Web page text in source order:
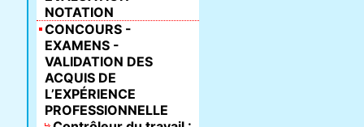
NOTATION
CONCOURS -
EXAMENS -
VALIDATION DES
ACQUIS DE
L’EXPÉRIENCE
PROFESSIONNELLE